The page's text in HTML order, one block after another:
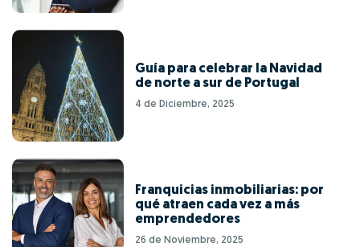
Guía para celebrar la Navidad
de norte a sur de Portugal
4 de Diciembre, 2025
Franquicias inmobiliarias: por
qué atraen cada vez a más
emprendedores
26 de Noviembre, 2025